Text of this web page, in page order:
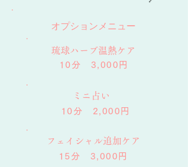
​オプションメニュー
​琉球ハーブ温熱ケア
10分 3,000円
ミニ占い
10分 2,000円
フェイシャル追加ケア
15分 3,000円